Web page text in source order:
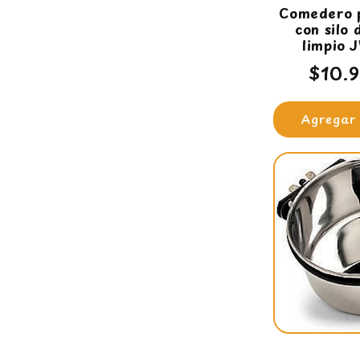
ó
n
:
Comedero
con silo
limpio